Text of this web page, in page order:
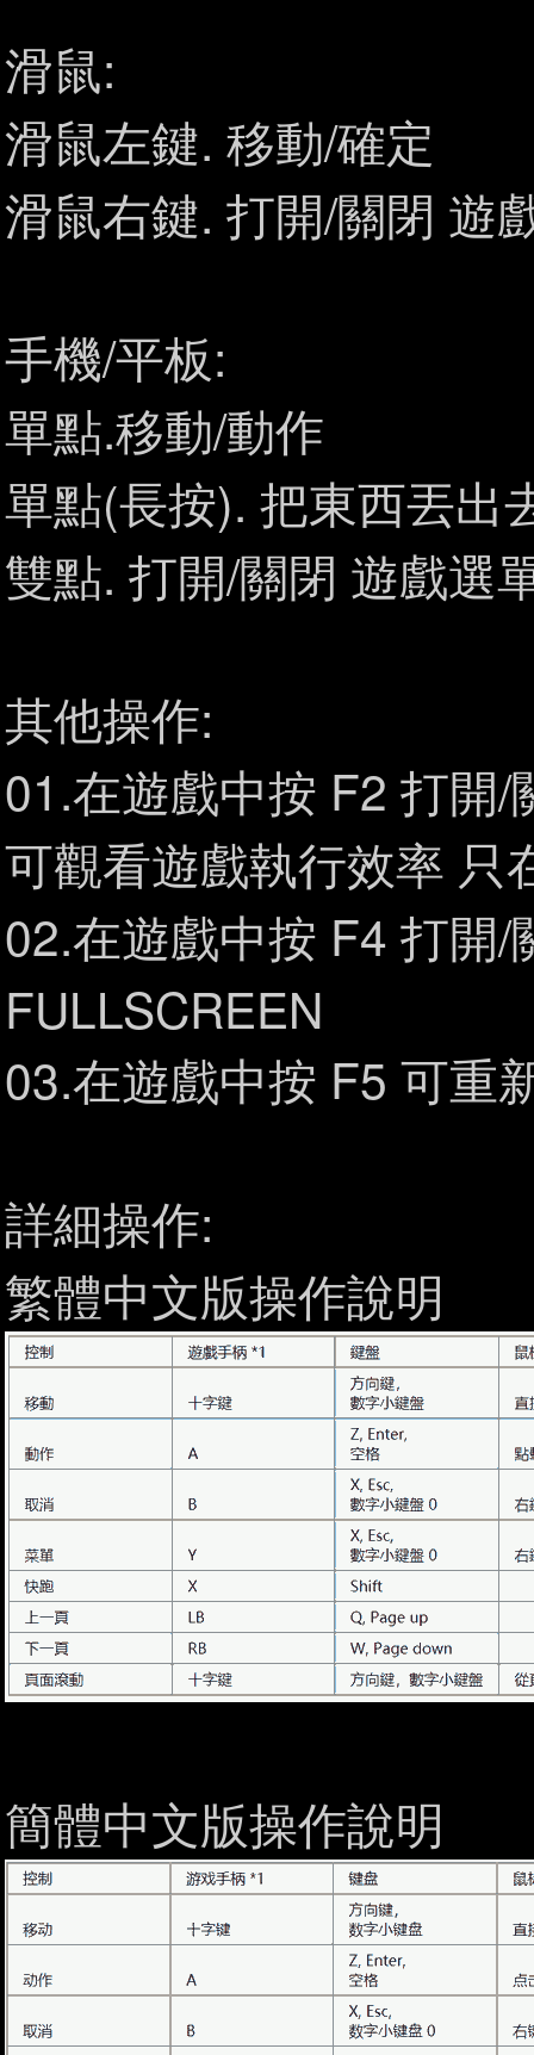
滑鼠:
滑鼠左鍵. 移動/確定
滑鼠右鍵. 打開/關閉 遊
手機/平板:
單點.移動/動作
單點(長按). 把東西丟出
雙點. 打開/關閉 遊戲選
其他操作:
01.在遊戲中按 F2 打開
可觀看遊戲執行效率 只
02.在遊戲中按 F4 打開
FULLSCREEN
03.在遊戲中按 F5 可重
詳細操作:
繁體中文版操作說明
簡體中文版操作說明